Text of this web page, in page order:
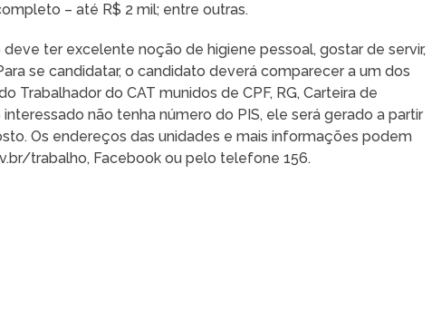
– até R$ 2 mil; entre outras.
deve ter excelente noção de higiene pessoal, gostar de servir,
se candidatar, o candidato deverá comparecer a um dos
Trabalhador do CAT munidos de CPF, RG, Carteira de
não tenha número do PIS, ele será gerado a partir
Os endereços das unidades e mais informações podem
trabalho, Facebook ou pelo telefone 156.